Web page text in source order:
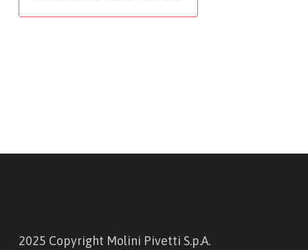
2025 Copyright Molini Pivetti S.p.A.